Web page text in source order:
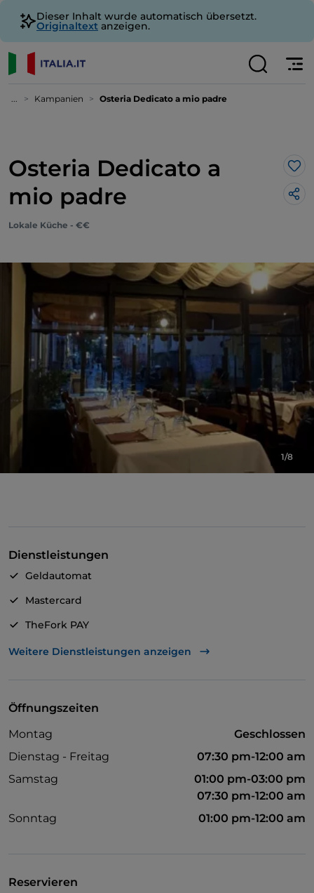
Dieser Inhalt wurde automatisch übersetzt.
Originaltext anzeigen.
... Kampanien Osteria Dedicato a mio padre
Osteria Dedicato a
mio padre
Lokale Küche - €€
1/8
Dienstleistungen
Geldautomat
Mastercard
TheFork PAY
UnionPay über TheFork PAY
Weitere Dienstleistungen anzeigen
Öffnungszeiten
Montag
Geschlossen
Dienstag - Freitag
07:30 pm-12:00 am
Samstag
01:00 pm-03:00 pm
07:30 pm-12:00 am
Sonntag
01:00 pm-12:00 am
Reservieren